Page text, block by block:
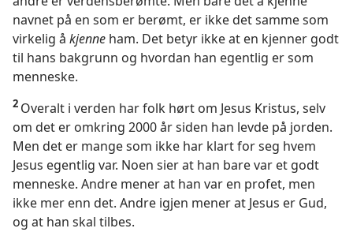
navnet på en som er berømt, er ikke det samme som
virkelig å kjenne ham. Det betyr ikke at en kjenner godt
til hans bakgrunn og hvordan han egentlig er som
menneske.
2 Overalt i verden har folk hørt om Jesus Kristus, selv
om det er omkring 2000 år siden han levde på jorden.
Men det er mange som ikke har klart for seg hvem
Jesus egentlig var. Noen sier at han bare var et godt
menneske. Andre mener at han var en profet, men
ikke mer enn det. Andre igjen mener at Jesus er Gud,
og at han skal tilbes.